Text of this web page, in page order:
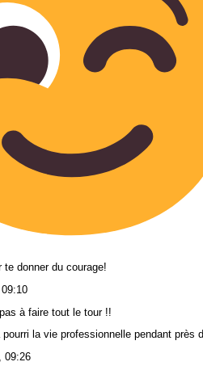
donner du courage!
à faire tout le tour !!
la vie professionnelle pendant près
09:26